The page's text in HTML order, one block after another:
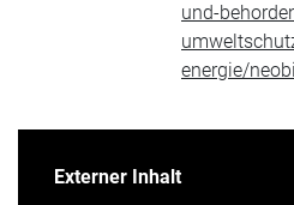
und-
energie/
Externer Inhalt